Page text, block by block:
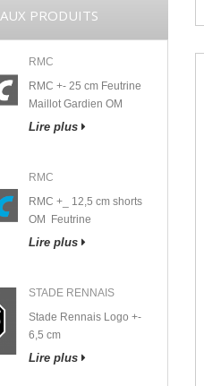
PRODUITS
RMC
RMC +- 25 cm Feutrine
Maillot Gardien OM
Lire plus
RMC
RMC +_ 12,5 cm shorts
OM Feutrine
Lire plus
STADE RENNAIS
Stade Rennais Logo +-
6,5 cm
Lire plus